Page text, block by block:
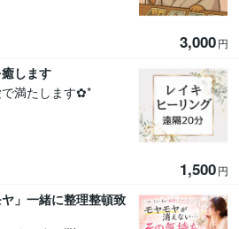
3,000円
します
満たします✿*
1,500円
」一緒に整理整頓致